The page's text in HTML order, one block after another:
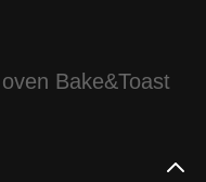
Bake&Toast